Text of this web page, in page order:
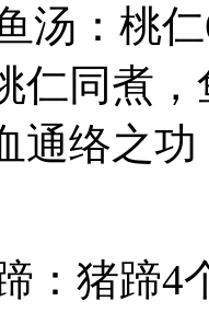
：桃仁
仁同煮
通络之
猪蹄4